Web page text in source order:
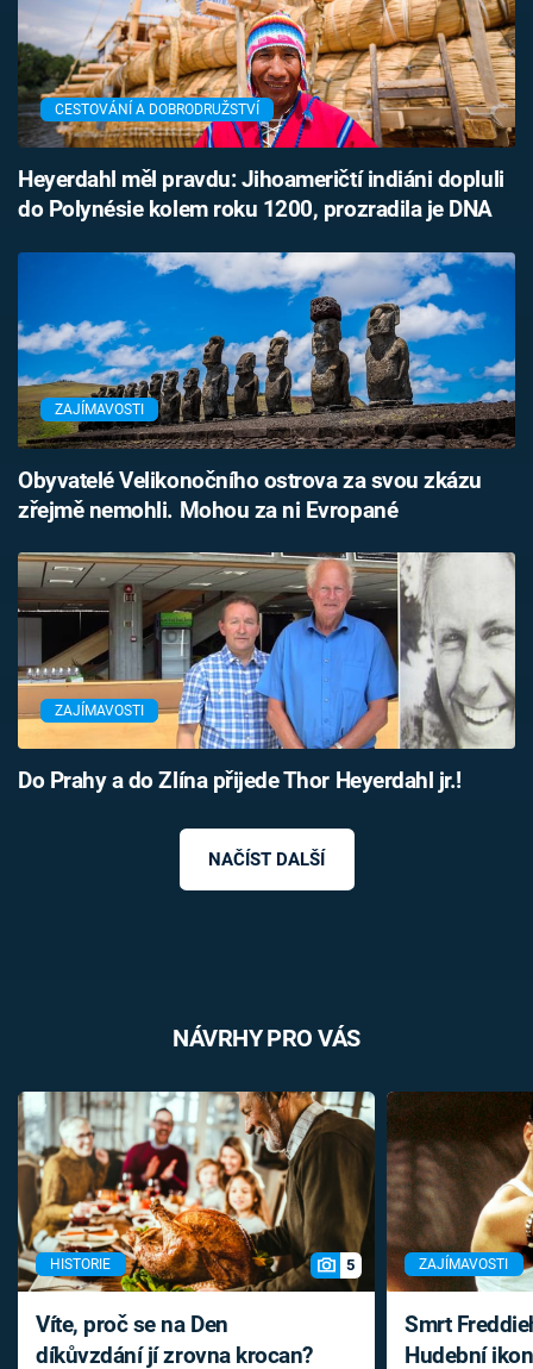
Sledujte nás
CESTOVÁNÍ A DOBRODRUŽSTVÍ
Heyerdahl měl pravdu: Jihoameričtí indiáni dopluli
do Polynésie kolem roku 1200, prozradila je DNA
ZAJÍMAVOSTI
Obyvatelé Velikonočního ostrova za svou zkázu
zřejmě nemohli. Mohou za ni Evropané
ZAJÍMAVOSTI
Do Prahy a do Zlína přijede Thor Heyerdahl jr.!
NAČÍST DALŠÍ
NÁVRHY PRO VÁS
HISTORIE 5
Víte, proč se na Den
díkůvzdání jí zrovna krocan?
ZAJÍMAVOSTI
Smrt
Hudební